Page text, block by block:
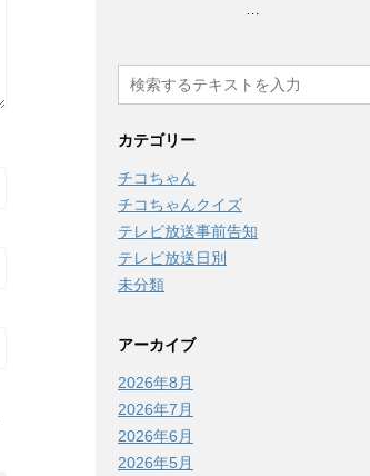
…
カテゴリー
チコちゃん
チコちゃんクイズ
テレビ放送事前告知
テレビ放送日別
未分類
アーカイブ
2026年8月
2026年7月
2026年6月
2026年5月